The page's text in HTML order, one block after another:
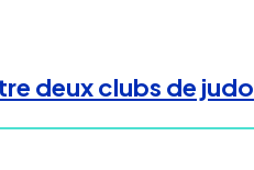
deux clubs de judo